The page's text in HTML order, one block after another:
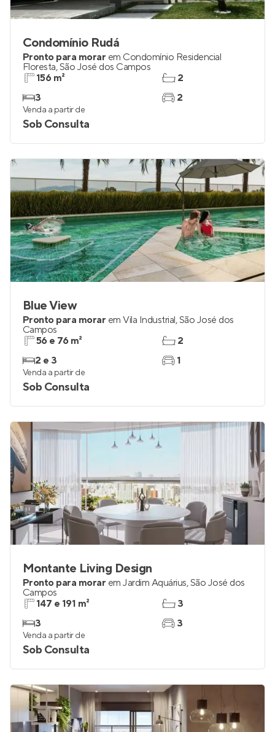
Condomínio Rudá
Pronto para morar em Condomínio Residencial
Floresta,São José dos Campos
156 m²
3
2
2
Venda a partir de
Sob Consulta
Blue View
Pronto para morar em Vila Industrial,São José dos
Campos
56 e 76 m²
2 e 3
2
1
Venda a partir de
Sob Consulta
Montante Living Design
Pronto para morar em Jardim Aquárius,São José dos
Campos
147 e 191 m²
3
3
3
Venda a partir de
Sob Consulta